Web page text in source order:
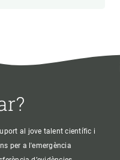
al jove talent científic i
per a l'emergència